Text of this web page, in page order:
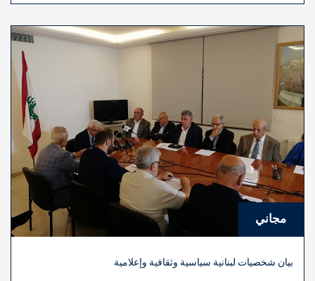
مجاني
بيان شخصيات لبنانية سياسية وثقافية وإعلامية